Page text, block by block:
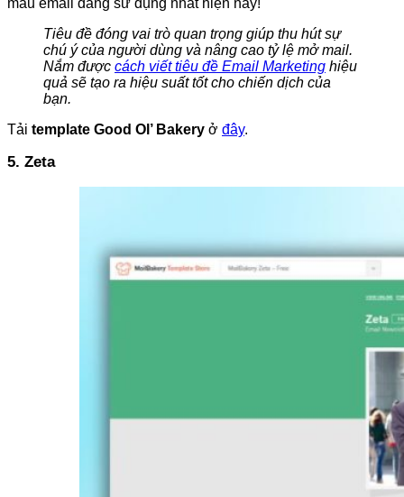
mẫu email đáng sử dụng nhất hiện nay!
Tiêu đề đóng vai trò quan trọng giúp thu hút sự
chú ý của người dùng và nâng cao tỷ lệ mở mail.
Nắm được cách viết tiêu đề Email Marketing hiệu
quả sẽ tạo ra hiệu suất tốt cho chiến dịch của
bạn.
Tải template Good Ol’ Bakery ở đây.
5. Zeta